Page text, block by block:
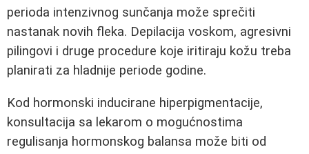
perioda intenzivnog sunčanja može sprečiti
nastanak novih fleka. Depilacija voskom, agresivni
pilingovi i druge procedure koje iritiraju kožu treba
planirati za hladnije periode godine.
Kod hormonski inducirane hiperpigmentacije,
konsultacija sa lekarom o mogućnostima
regulisanja hormonskog balansa može biti od